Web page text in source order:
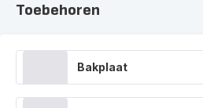
Toebehoren
Bakplaat